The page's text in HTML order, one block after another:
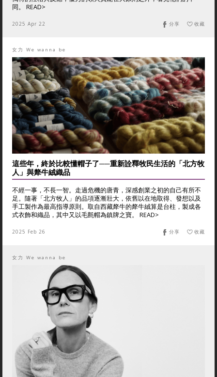
同。 READ>
2025 Apr 22 收藏
分享
女力 We wanna be
這些年，終於比較懂帽子了──重新詮釋牧民生活的「北方牧
人」與犛牛絨織品
不經一事，不長一智。走過危機的唐青，深感創業之初的自己有所不
足。隨著「北方牧人」的品項逐漸壯大，依舊以在地取得、發想以及
手工製作為最高指導原則。取自西藏犛牛的犛牛絨算是台柱，製成各
式衣飾和織品，其中又以毛氈帽為鎮牌之寶。 READ>
2025 Feb 26 收藏
分享
女力 We wanna be